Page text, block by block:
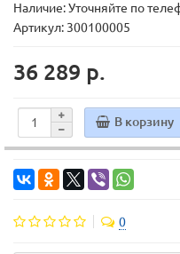
Наличие: Уточняйте по
Артикул: 300100005
36 289 р.
В корзину
0